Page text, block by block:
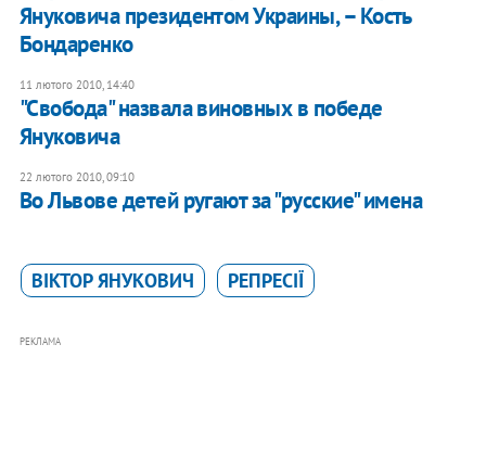
Януковича президентом Украины, – Кость
Бондаренко
11 лютого 2010, 14:40
"Свобода" назвала виновных в победе
Януковича
22 лютого 2010, 09:10
Во Львове детей ругают за "русские" имена
ВІКТОР ЯНУКОВИЧ РЕПРЕСІЇ
РЕКЛАМА